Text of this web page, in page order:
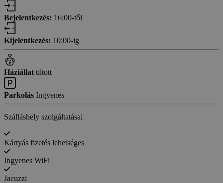
Bejelentkezés: 16:00-től
Kijelentkezés: 10:00-ig
Háziállat tiltott
Parkolás Ingyenes
Szálláshely szolgáltatásai
Kártyás fizetés lehetséges
Ingyenes WiFi
Jacuzzi